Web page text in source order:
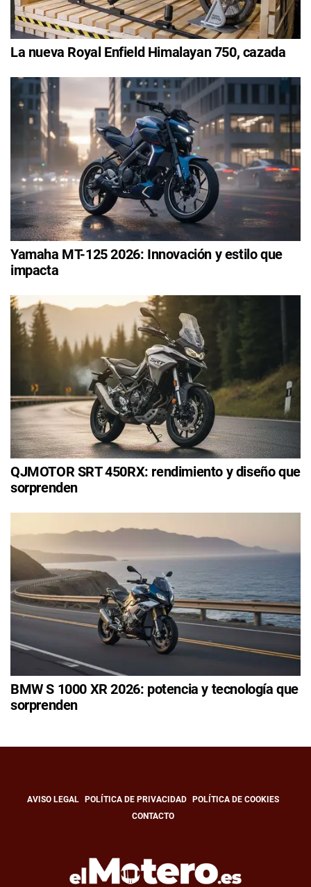
La nueva Royal Enfield Himalayan 750, cazada
Yamaha MT-125 2026: Innovación y estilo que
impacta
QJMOTOR SRT 450RX: rendimiento y diseño que
sorprenden
BMW S 1000 XR 2026: potencia y tecnología que
sorprenden
AVISO LEGAL POLÍTICA DE PRIVACIDAD
POLÍTICA DE COOKIES
CONTACTO